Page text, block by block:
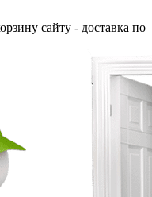
сайту - доставка по